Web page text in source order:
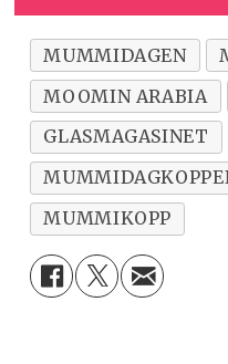
MUMMIDAGEN
MOOMIN ARABIA
GLASMAGASINET
MUMMIKOPP